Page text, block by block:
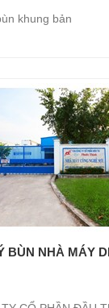
khung bản
BÙN NHÀ MÁY